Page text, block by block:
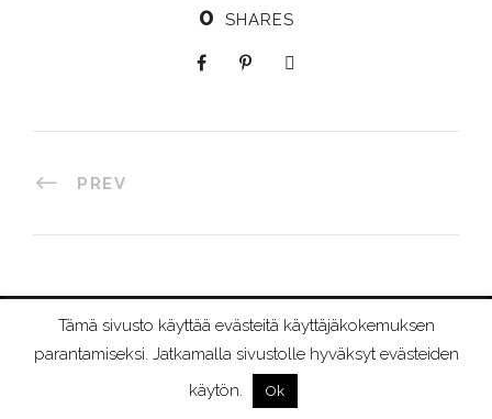
0 SHARES
PREV
©2026 RIIMURAAMI
Tämä sivusto käyttää evästeitä käyttäjäkokemuksen
parantamiseksi. Jatkamalla sivustolle hyväksyt evästeiden
käytön.
Ok